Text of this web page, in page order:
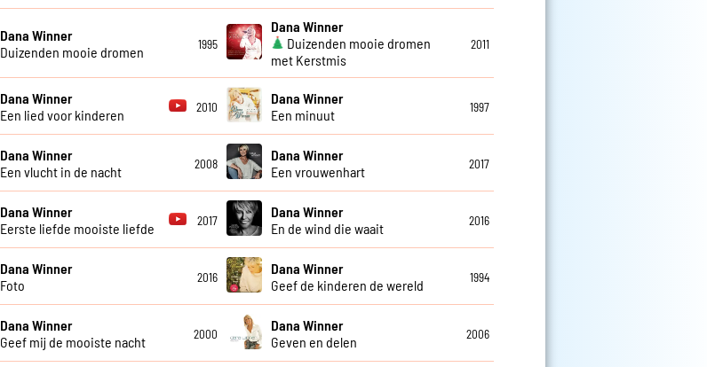
Dana Winner
Duizenden mooie dromen
1995
Dana Winner
Duizenden mooie dromen
met Kerstmis
2011
Dana Winner
Een lied voor kinderen
2010
Dana Winner
Een minuut
1997
Dana Winner
Een vlucht in de nacht
2008
Dana Winner
Een vrouwenhart
2017
Dana Winner
Eerste liefde mooiste liefde
2017
Dana Winner
En de wind die waait
2016
Dana Winner
Foto
2016
Dana Winner
Geef de kinderen de wereld
1994
Dana Winner
Geef mij de mooiste nacht
2000
Dana Winner
Geven en delen
2006